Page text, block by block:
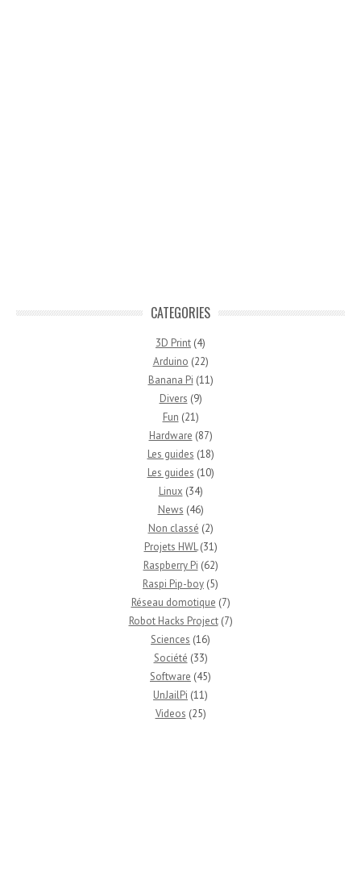
CATEGORIES
3D Print (4)
Arduino (22)
Banana Pi (11)
Divers (9)
Fun (21)
Hardware (87)
Les guides (18)
Les guides (10)
Linux (34)
News (46)
Non classé (2)
Projets HWL(31)
Raspberry Pi (62)
Raspi Pip-boy (5)
Réseau domotique (7)
Robot Hacks Project(7)
Sciences (16)
Société (33)
Software (45)
UnJailPi (11)
Videos (25)